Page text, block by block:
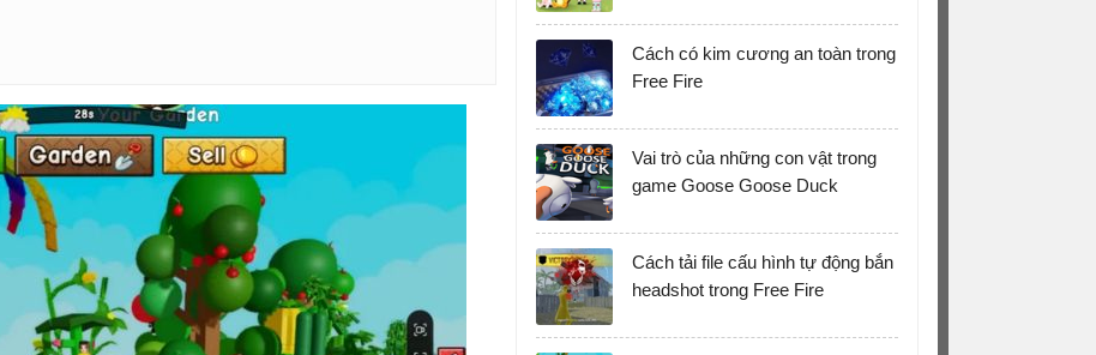
Cách có kim cương an toàn trong
Free Fire
Vai trò của những con vật trong
game Goose Goose Duck
Cách tải file cấu hình tự động bắn
headshot trong Free Fire